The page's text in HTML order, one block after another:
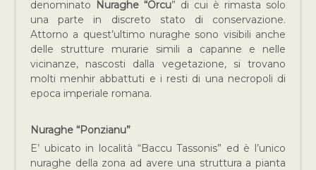
denominato Nuraghe “Orcu” di cui è rimasta solo
una parte in discreto stato di conservazione.
Attorno a quest’ultimo nuraghe sono visibili anche
delle strutture murarie simili a capanne e nelle
vicinanze, nascosti dalla vegetazione, si trovano
molti menhir abbattuti e i resti di una necropoli di
epoca imperiale romana.
Nuraghe “Ponzianu”
E’ ubicato in località “Baccu Tassonis” ed è l’unico
nuraghe della zona ad avere una struttura a pianta